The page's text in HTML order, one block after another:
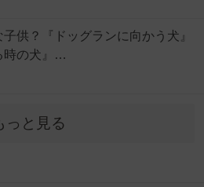
子供？『ドッグランに向かう犬』
時の犬』…
っと見る